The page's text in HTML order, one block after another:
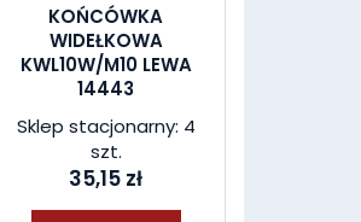
KOŃCÓWKA
WIDEŁKOWA
KWL10W/M10 LEWA
14443
Sklep stacjonarny: 4
szt.
35,15 zł